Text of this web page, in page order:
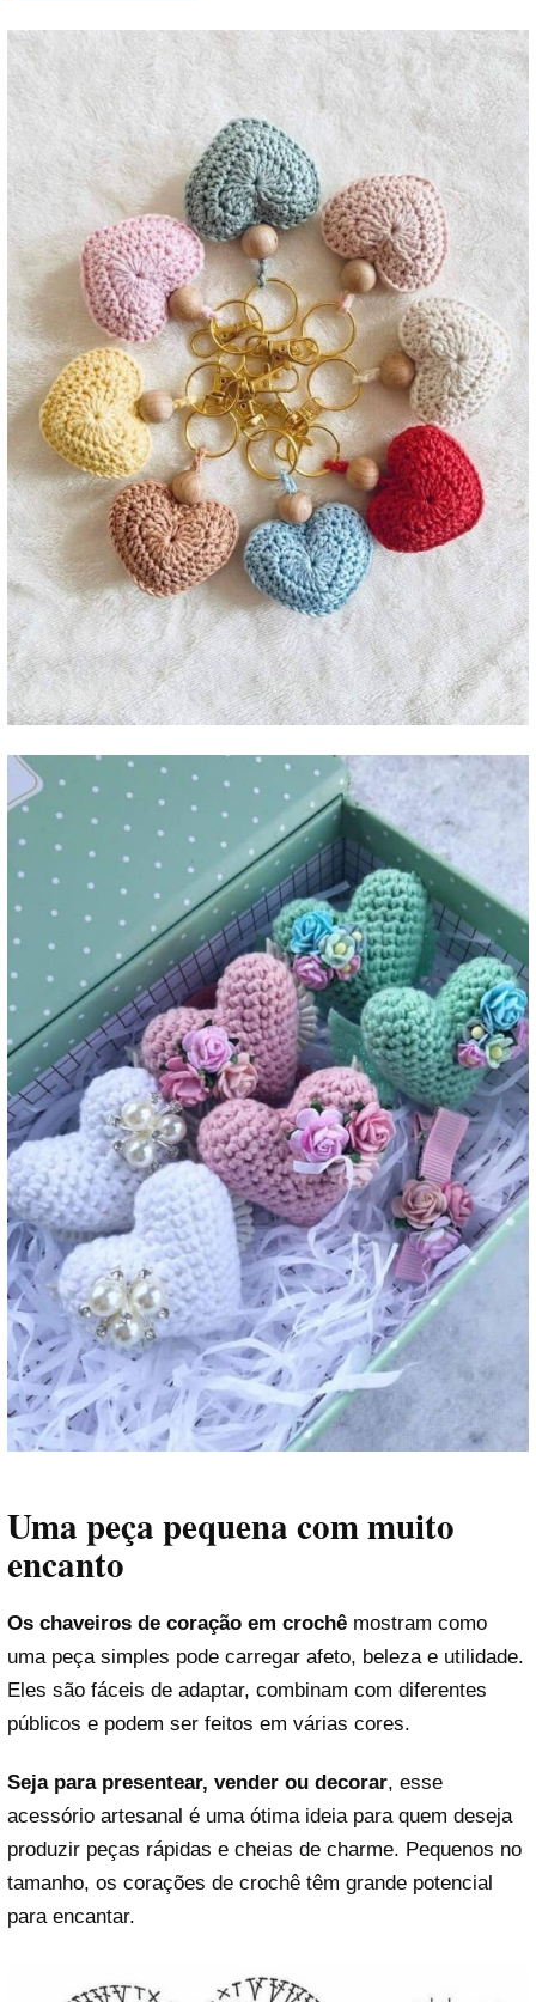
Uma peça pequena com muito
encanto
Os chaveiros de coração em crochê mostram como
uma peça simples pode carregar afeto, beleza e utilidade.
Eles são fáceis de adaptar, combinam com diferentes
públicos e podem ser feitos em várias cores.
Seja para presentear, vender ou decorar, esse
acessório artesanal é uma ótima ideia para quem deseja
produzir peças rápidas e cheias de charme. Pequenos no
tamanho, os corações de crochê têm grande potencial
para encantar.